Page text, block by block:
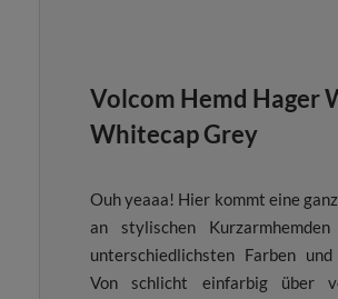
Volcom Hemd Hager
Whitecap Grey
Ouh yeaaa! Hier kommt eine
an stylischen
unterschiedlichsten Farben
Von schlicht einfarbig über